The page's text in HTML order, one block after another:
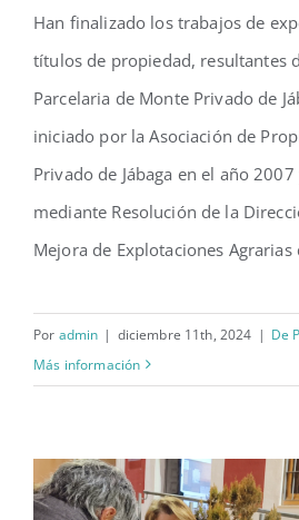
propiedad
Concentración
Han finalizado los trabajos de
títulos de propiedad, resultantes
Parcelaria de Monte Privado de
iniciado por la Asociación de
Privado de Jábaga en el año
mediante Resolución de la
Mejora de Explotaciones Agrarias
Por admin | diciembre 11th, 2024 | De
Más información